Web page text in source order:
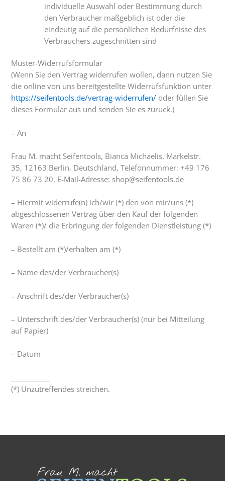
individuelle Auswahl oder Bestimmung durch
den Verbraucher maßgeblich ist oder die
eindeutig auf die persönlichen Bedürfnisse des
Verbrauchers zugeschnitten sind
Muster-Widerrufsformular
(Wenn Sie den Vertrag widerrufen wollen, dann nutzen Sie
die online von uns bereitgestellte Widerrufsfunktion unter
https://seifentools.de/vertrag-widerrufen/ oder füllen Sie
dieses Formular aus und senden Sie es zurück.)
– An
Frau M. macht Seifentools, Bianca Michaelis, Markelstr.
35, 12163 Berlin, Deutschland, Telefonnummer: +49 176
75 86 73 20, E-Mail-Adresse: shop@seifentools.de
– Hiermit widerrufe(n) ich/wir (*) den von mir/uns (*)
abgeschlossenen Vertrag über den Kauf der folgenden
Waren (*)/ die Erbringung der folgenden Dienstleistung (*)
– Bestellt am (*)/erhalten am (*)
– Name des/der Verbraucher(s)
– Anschrift des/der Verbraucher(s)
– Unterschrift des/der Verbraucher(s) (nur bei Mitteilung
auf Papier)
– Datum
(*) Unzutreffendes streichen.